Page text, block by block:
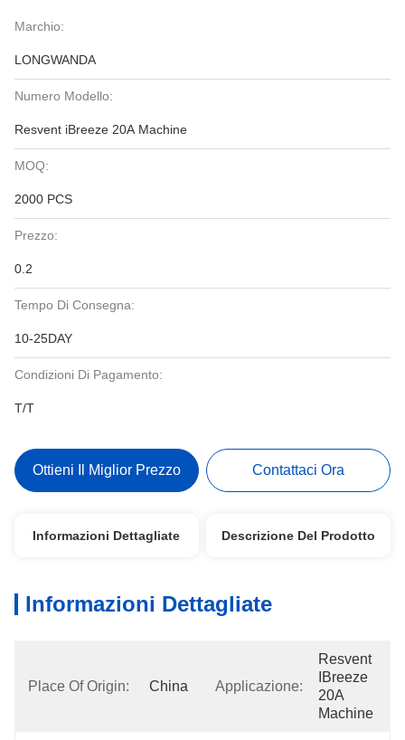
Marchio:
LONGWANDA
Numero Modello:
Resvent iBreeze 20A Machine
MOQ:
2000 PCS
Prezzo:
0.2
Tempo Di Consegna:
10-25DAY
Condizioni Di Pagamento:
T/T
Ottieni Il Miglior Prezzo Contattaci Ora
Informazioni Dettagliate Descrizione Del Prodotto
Informazioni Dettagliate
Place Of Origin: China Applicazione:
Resvent
IBreeze
20A
Machine